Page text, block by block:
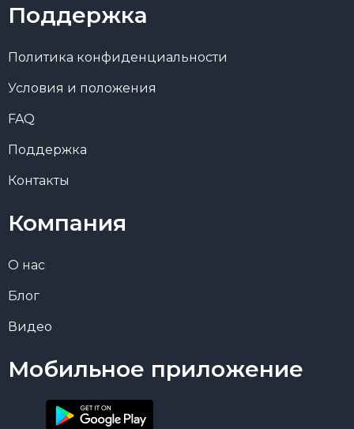
Поддержка
Политика конфиденциальности
Условия и положения
FAQ
Поддержка
Контакты
Компания
О нас
Блог
Видео
Мобильное приложение